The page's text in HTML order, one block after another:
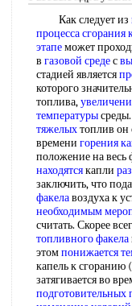
Как следует из
процессасгорания
этапеможет
в газовой средес
стадией является
которого
топлива,
температуры
тяжелыхтоплив он
времени горения
положение на весь
находятсякапли
заключить, что
факелавоздуха к
необходимым
считать. Скорее
топливного факела
этомпонижается
капель к сгоранию
затягивается во
подготовительных